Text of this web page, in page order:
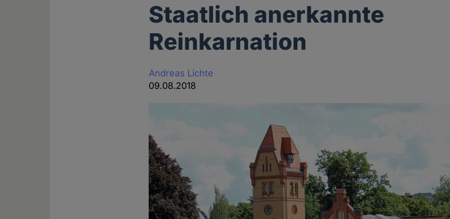
Staatlich anerkannte
Reinkarnation
Andreas Lichte
09.08.2018